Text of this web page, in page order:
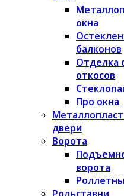
окна
балконов
Отделка
откосов
Про окна
двери
Ворота
ворота